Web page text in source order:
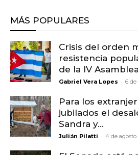
MÁS POPULARES
Crisis del orden
resistencia
de la IV
Gabriel Vera Lopes - 6 de
Para los
jubilados el
Sandra y...
Julián Pilatti - 4 de agosto